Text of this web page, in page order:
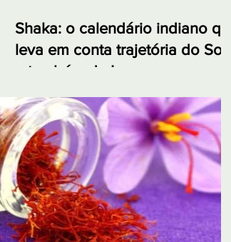
Shaka: o calendário indiano que
leva em conta trajetória do Sol
e também da Lua